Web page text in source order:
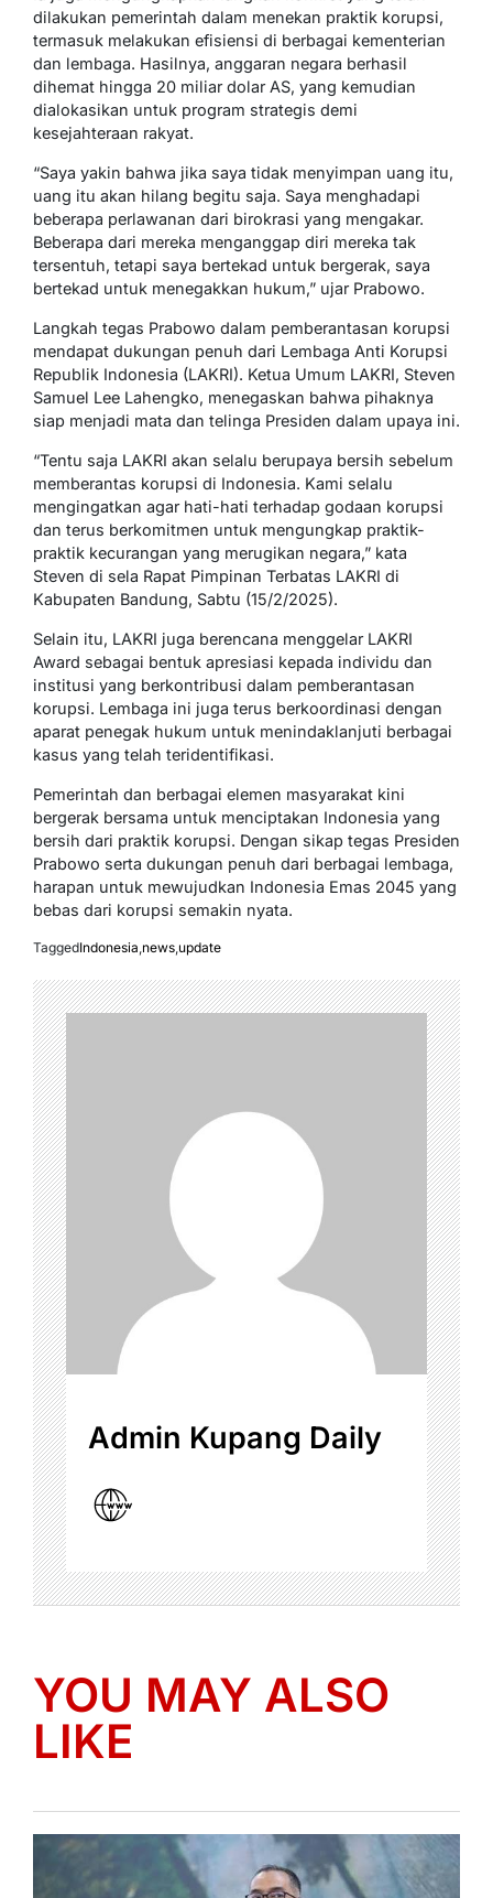
dilakukan pemerintah dalam menekan praktik korupsi,
termasuk melakukan efisiensi di berbagai kementerian
dan lembaga. Hasilnya, anggaran negara berhasil
dihemat hingga 20 miliar dolar AS, yang kemudian
dialokasikan untuk program strategis demi
kesejahteraan rakyat.
“Saya yakin bahwa jika saya tidak menyimpan uang itu,
uang itu akan hilang begitu saja. Saya menghadapi
beberapa perlawanan dari birokrasi yang mengakar.
Beberapa dari mereka menganggap diri mereka tak
tersentuh, tetapi saya bertekad untuk bergerak, saya
bertekad untuk menegakkan hukum,” ujar Prabowo.
Langkah tegas Prabowo dalam pemberantasan korupsi
mendapat dukungan penuh dari Lembaga Anti Korupsi
Republik Indonesia (LAKRI). Ketua Umum LAKRI, Steven
Samuel Lee Lahengko, menegaskan bahwa pihaknya
siap menjadi mata dan telinga Presiden dalam upaya ini.
“Tentu saja LAKRI akan selalu berupaya bersih sebelum
memberantas korupsi di Indonesia. Kami selalu
mengingatkan agar hati-hati terhadap godaan korupsi
dan terus berkomitmen untuk mengungkap praktik-
praktik kecurangan yang merugikan negara,” kata
Steven di sela Rapat Pimpinan Terbatas LAKRI di
Kabupaten Bandung, Sabtu (15/2/2025).
Selain itu, LAKRI juga berencana menggelar LAKRI
Award sebagai bentuk apresiasi kepada individu dan
institusi yang berkontribusi dalam pemberantasan
korupsi. Lembaga ini juga terus berkoordinasi dengan
aparat penegak hukum untuk menindaklanjuti berbagai
kasus yang telah teridentifikasi.
Pemerintah dan berbagai elemen masyarakat kini
bergerak bersama untuk menciptakan Indonesia yang
bersih dari praktik korupsi. Dengan sikap tegas Presiden
Prabowo serta dukungan penuh dari berbagai lembaga,
harapan untuk mewujudkan Indonesia Emas 2045 yang
bebas dari korupsi semakin nyata.
TaggedIndonesia news update
Admin Kupang Daily
YOU MAY ALSO
LIKE